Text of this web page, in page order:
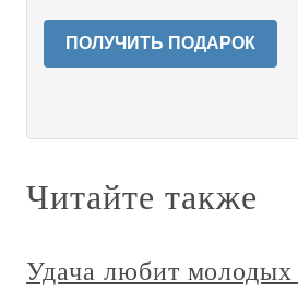
ПОЛУЧИТЬ ПОДАРОК
Читайте также
Удача любит